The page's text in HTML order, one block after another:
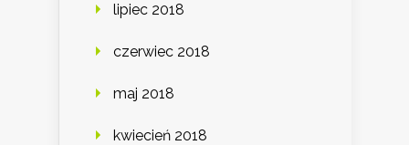
lipiec 2018
czerwiec 2018
maj 2018
kwiecień 2018